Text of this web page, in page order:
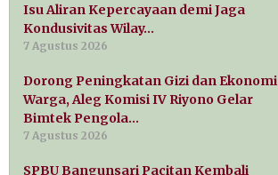
Isu Aliran Kepercayaan demi Jaga
Kondusivitas Wilay…
7 Agustus 2026
Dorong Peningkatan Gizi dan Ekonomi
Warga, Aleg Komisi IV Riyono Gelar
Bimtek Pengola…
7 Agustus 2026
SPBU Bangunsari Pacitan Kembali